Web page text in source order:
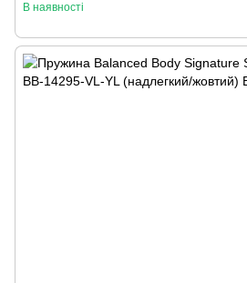
В наявності